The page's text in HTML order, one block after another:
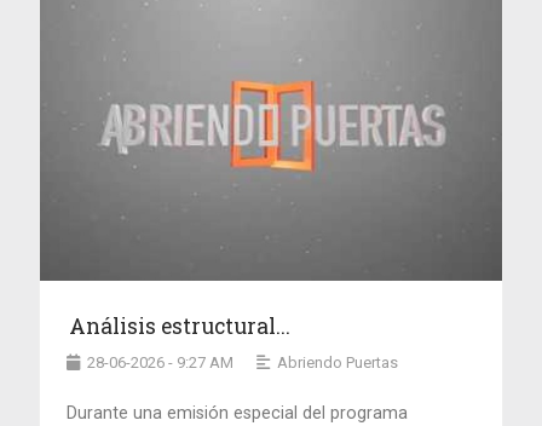
Análisis estructural...
28-06-2026 - 9:27 AM Abriendo Puertas
Durante una emisión especial del programa